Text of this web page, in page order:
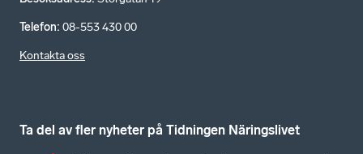
Telefon: 08-553 430 00
Kontakta oss
Ta del av fler nyheter på Tidningen Näringslivet